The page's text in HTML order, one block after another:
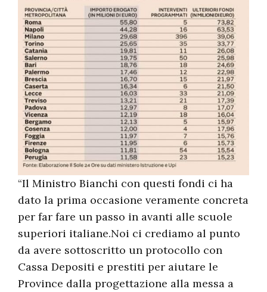
“Il Ministro Bianchi con questi fondi ci ha
dato la prima occasione veramente concreta
per far fare un passo in avanti alle scuole
superiori italiane.Noi ci crediamo al punto
da avere sottoscritto un protocollo con
Cassa Depositi e prestiti per aiutare le
Province dalla progettazione alla messa a